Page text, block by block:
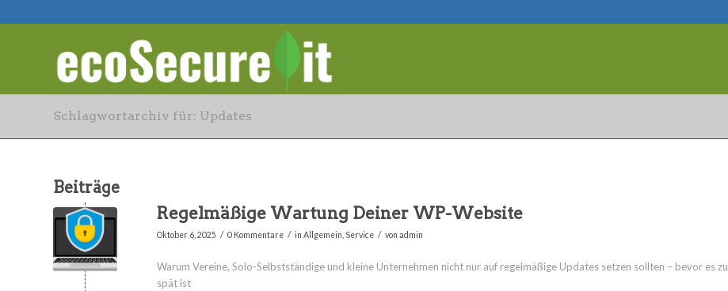
Schlagwortarchiv für: Updates
Beiträge
Regelmäßige Wartung Deiner WP-Website
Oktober 6, 2025 / 0 Kommentare / in Allgemein Service / von admin
Warum Vereine, Solo-Selbstständige und kleine Unternehmen nicht nur auf regelmäßige Updates setzen sollten – bevor es zu
spät ist